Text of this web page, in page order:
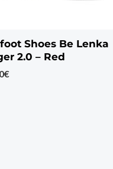
Shoes Be Lenka
2.0 – Red
€